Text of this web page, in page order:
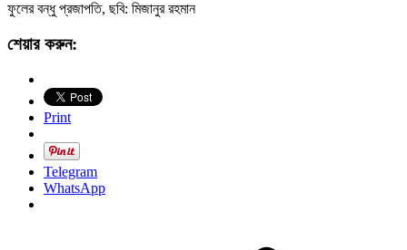
ফুলের বন্ধু প্রজাপতি, ছবি: মিজানুর রহমান
শেয়ার করুন:
Print
Telegram
WhatsApp